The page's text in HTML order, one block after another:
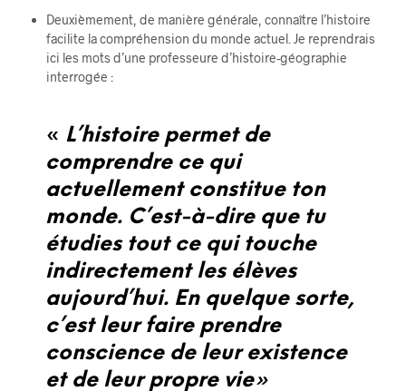
Deuxièmement, de manière générale, connaître l’histoire
facilite la compréhension du monde actuel. Je reprendrais
ici les mots d’une professeure d’histoire-géographie
interrogée :
« L’histoire permet de
comprendre ce qui
actuellement constitue ton
monde. C’est-à-dire que tu
étudies tout ce qui touche
indirectement les élèves
aujourd’hui. En quelque sorte,
c’est leur faire prendre
conscience de leur existence
et de leur propre vie»